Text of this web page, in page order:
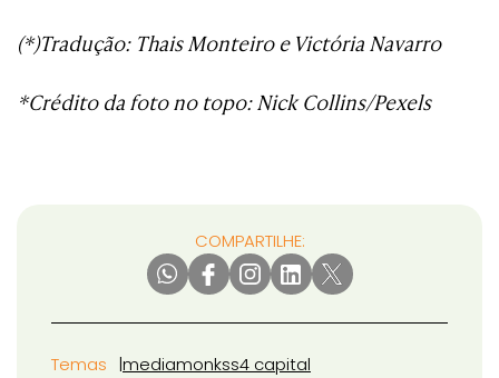
(*)Tradução: Thais Monteiro e Victória Navarro
*Crédito da foto no topo: Nick Collins/Pexels
COMPARTILHE:
Temas mediamonkss4 capital